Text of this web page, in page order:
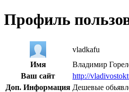
Профиль
vladkafu
Имя
Владимир
Ваш сайт
http://
Доп. Информация Дешевые